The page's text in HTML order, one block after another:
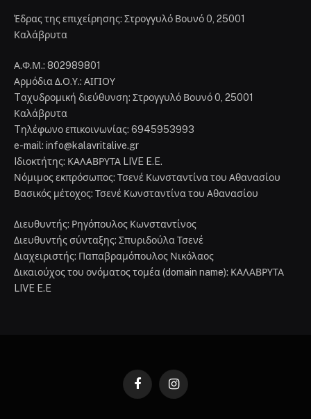
Έδρας της επιχείρησης: Στρογγυλό Βουνό 0, 25001
Καλάβρυτα
Α.Φ.Μ.: 802989801
Αρμόδια Δ.Ο.Υ.: ΑΙΓΙΟΥ
Tαχυδρομική διεύθυνση: Στρογγυλό Βουνό 0, 25001
Καλάβρυτα
Tηλέφωνο επικοινωνίας: 6945953993
e-mail: info@kalavritalive.gr
Iδιοκτήτης: ΚΑΛΑΒΡΥΤΑ LIVE E.E.
Νόμιμος εκπρόσωπος: Τσενέ Κωνσταντίνα του Αθανασίου
Βασικός μέτοχος: Τσενέ Κωνσταντίνα του Αθανασίου
Διευθυντής: Ρηγόπουλος Κωνσταντίνος
Διευθυντής σύνταξης: Σπυριδούλα Τσενέ
Διαχειριστής: Παπαβραμόπουλος Νικόλαος
Δικαιούχος του ονόματος τομέα (domain name): ΚΑΛΑΒΡΥΤΑ
LIVE E.E
FacebookInstagram